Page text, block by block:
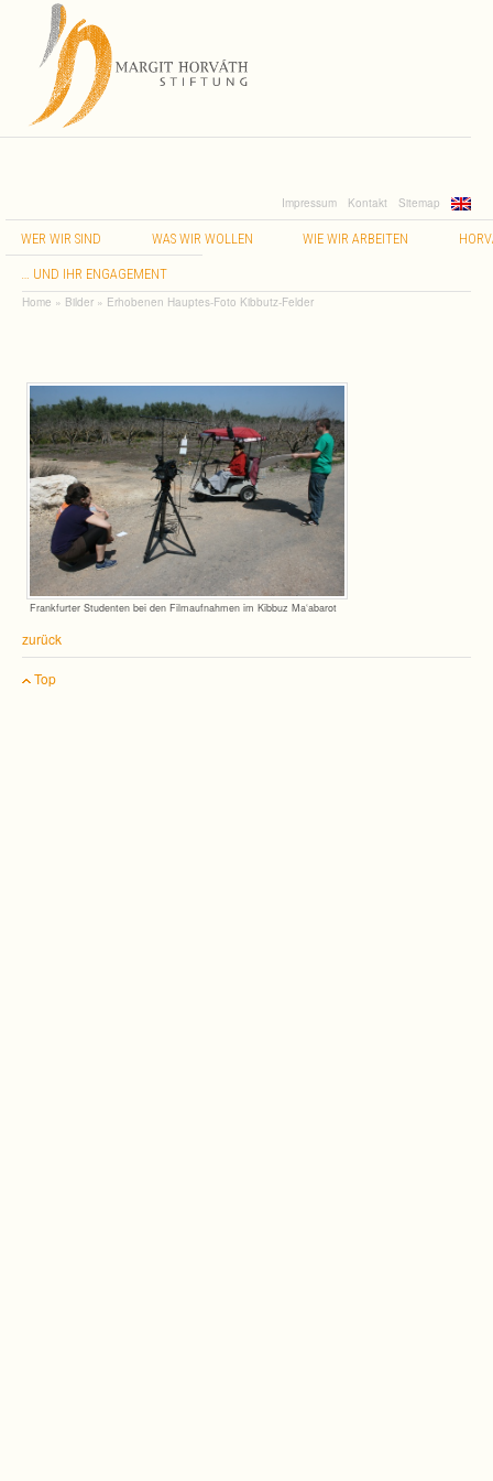
Impressum Kontakt Sitemap
WER WIR SIND WAS WIR WOLLEN WIE WIR ARBEITEN
UND IHR ENGAGEMENT
Home » Bilder » Erhobenen Hauptes-Foto Kibbutz-Felder
Frank­fur­ter Stu­den­ten bei den Film­auf­nah­men im Kib­buz Ma‘abarot
zurück
Top